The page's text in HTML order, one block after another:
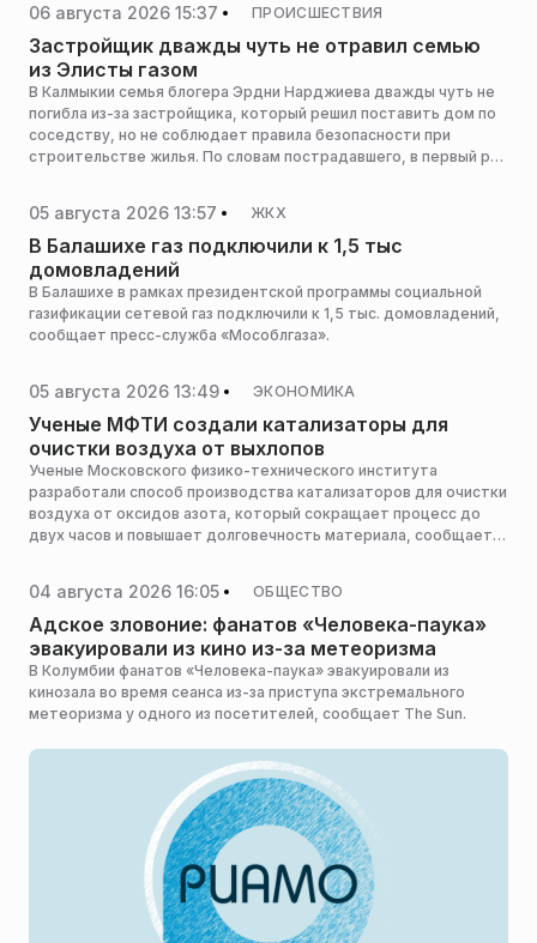
06 августа 2026 15:37 ПРОИСШЕСТВИЯ
Застройщик дважды чуть не отравил семью
из Элисты газом
В Калмыкии семья блогера Эрдни Нарджиева дважды чуть не
погибла из-за застройщика, который решил поставить дом по
соседству, но не соблюдает правила безопасности при
строительстве жилья. По словам пострадавшего, в первый раз
мужчины пришлось госпитализировать.
05 августа 2026 13:57 ЖКХ
В Балашихе газ подключили к 1,5 тыс
домовладений
В Балашихе в рамках президентской программы социальной
газификации сетевой газ подключили к 1,5 тыс. домовладений,
сообщает пресс-служба «Мособлгаза».
05 августа 2026 13:49 ЭКОНОМИКА
Ученые МФТИ создали катализаторы для
очистки воздуха от выхлопов
Ученые Московского физико-технического института
разработали способ производства катализаторов для очистки
воздуха от оксидов азота, который сокращает процесс до
двух часов и повышает долговечность материала, сообщает
04 августа 2026 16:05 ОБЩЕСТВО
Адское зловоние: фанатов «Человека-паука»
эвакуировали из кино из-за метеоризма
В Колумбии фанатов «Человека-паука» эвакуировали из
кинозала во время сеанса из-за приступа экстремального
метеоризма у одного из посетителей, сообщает The Sun.